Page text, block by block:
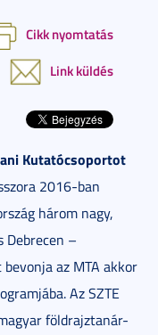
Cikk nyomtatás
Link küldés
Kutatócsoportot
2016-ban
három nagy,
Debrecen –
az MTA akkor
Az SZTE
földrajztanár-